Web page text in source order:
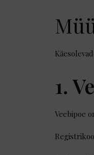
1.
Veebipoe